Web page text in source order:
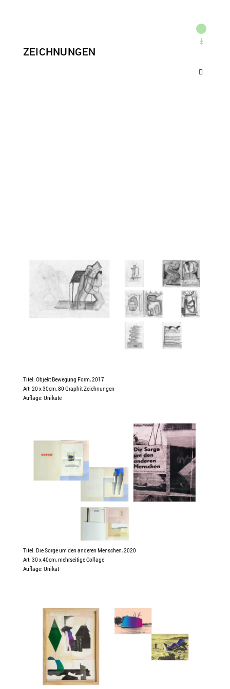
ZEICHNUNGEN
Titel: Objekt Bewegung Form, 2017
Art: 20 x 30cm, 80 Graphit Zeichnungen
Auflage: Unikate
Titel: Die Sorge um den anderen Menschen, 2020
Art: 30 x 40cm, mehrseitige Collage
Auflage: Unikat